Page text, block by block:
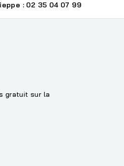
: 02 35 04 07 99
gratuit sur la